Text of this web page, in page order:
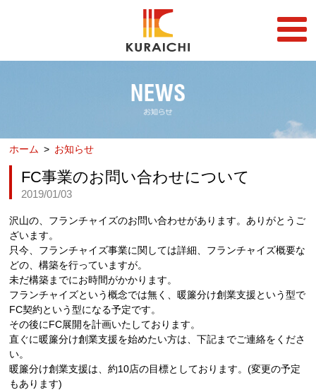
FRANCHISE
店舗一覧
TAKE OUT/DELIVERY
COMPANY
MEDIA
ホーム お知らせ
FC事業のお問い合わせについて
2019/01/03
沢山の、フランチャイズのお問い合わせがあります。ありがとうご
ざいます。
只今、フランチャイズ事業に関しては詳細、フランチャイズ概要な
どの、構築を行っていますが。
未だ構築までにお時間がかかります。
フランチャイズという概念では無く、暖簾分け創業支援という型で
FC契約という型になる予定です。
その後にFC展開を計画いたしております。
直ぐに暖簾分け創業支援を始めたい方は、下記までご連絡をくださ
い。
暖簾分け創業支援は、約10店の目標としております。(変更の予定
もあります)